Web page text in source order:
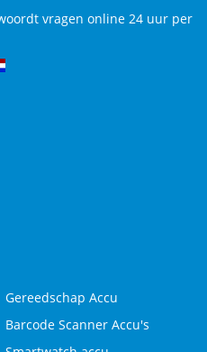
vragen online 24 uur per
Gereedschap Accu
Barcode Scanner Accu's